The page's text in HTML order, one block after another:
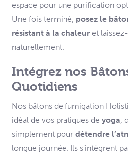
espace pour une purification
Une fois terminé, posez le
résistant à la chaleur et
naturellement.
Intégrez nos
Quotidiens
Nos bâtons de fumigation
idéal de vos pratiques de yoga,
simplement pour détendre
longue journée. Ils s'intègrent